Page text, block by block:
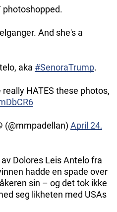
photoshopped.
And she's a
aka #SenoraTrump.
HATES these photos,
(@mmpadellan) April 24,
Dolores Leis Antelo fra
hadde en spade over
sin – og det tok ikke
seg likheten med USAs